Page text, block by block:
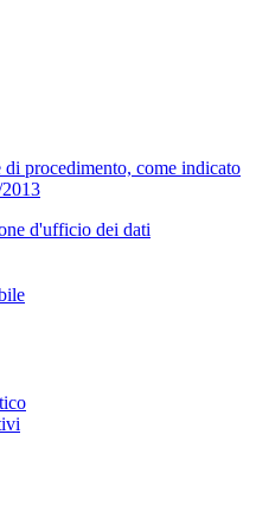
procedimento, come indicato
d'ufficio dei dati